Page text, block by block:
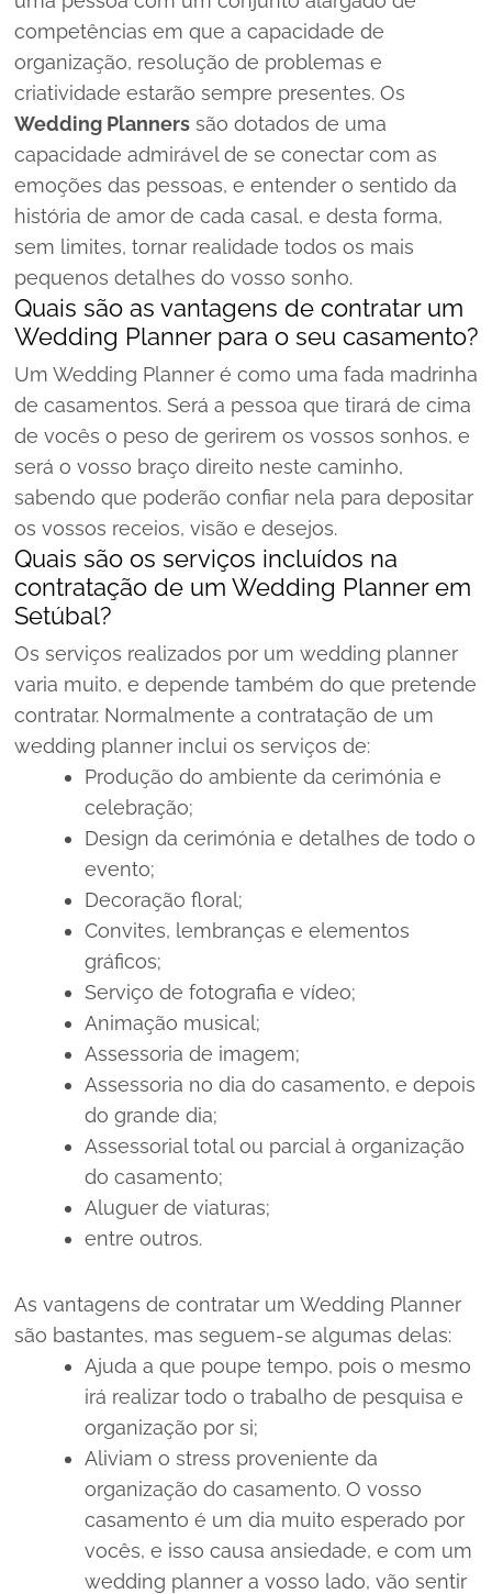
competências em que a capacidade de
organização, resolução de problemas e
criatividade estarão sempre presentes. Os
Wedding Planners são dotados de uma
capacidade admirável de se conectar com as
emoções das pessoas, e entender o sentido da
história de amor de cada casal, e desta forma,
sem limites, tornar realidade todos os mais
pequenos detalhes do vosso sonho.
Quais são as vantagens de contratar um
Wedding Planner para o seu casamento?
Um Wedding Planner é como uma fada madrinha
de casamentos. Será a pessoa que tirará de cima
de vocês o peso de gerirem os vossos sonhos, e
será o vosso braço direito neste caminho,
sabendo que poderão confiar nela para depositar
os vossos receios, visão e desejos.
Quais são os serviços incluídos na
contratação de um Wedding Planner em
Setúbal?
Os serviços realizados por um wedding planner
varia muito, e depende também do que pretende
contratar. Normalmente a contratação de um
wedding planner inclui os serviços de:
Produção do ambiente da cerimónia e
celebração;
Design da cerimónia e detalhes de todo o
evento;
Decoração floral;
Convites, lembranças e elementos
gráficos;
Serviço de fotografia e vídeo;
Animação musical;
Assessoria de imagem;
Assessoria no dia do casamento, e depois
do grande dia;
Assessorial total ou parcial à organização
do casamento;
Aluguer de viaturas;
entre outros.
As vantagens de contratar um Wedding Planner
são bastantes, mas seguem-se algumas delas:
Ajuda a que poupe tempo, pois o mesmo
irá realizar todo o trabalho de pesquisa e
organização por si;
Aliviam o stress proveniente da
organização do casamento. O vosso
casamento é um dia muito esperado por
vocês, e isso causa ansiedade, e com um
wedding planner a vosso lado, vão sentir